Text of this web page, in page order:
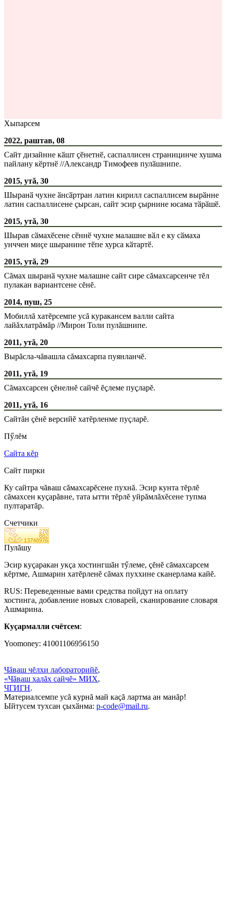
Хыпарсем
2022, раштав, 08
Сайт дизайнне кӑшт ҫӗнетнӗ, саспаллисен страницинче хушма
пайлану кӗртнӗ //Александр Тимофеев пулӑшнипе.
2015, утă, 30
Шыранӑ чухне ӑнсӑртран латин кирилл саспаллисем вырӑнне
латин саспаллисене ҫырсан, сайт эсир ҫырнине юсама тӑрӑшӗ.
2015, утă, 30
Шырав сӑмахӗсене сӗннӗ чухне малашне вӑл е ку сӑмаха
унччен миҫе шыранине тӗпе хурса кӑтартӗ.
2015, утă, 29
Сăмах шыранӑ чухне малашне сайт сире сăмахсарсенче тĕл
пулакан вариантсене сĕнĕ.
2014, пуш, 25
Мобиллă хатĕрсемпе усă куракансем валли сайта
лайăхлатрăмăр //Мирон Толи пулăшнипе.
2011, утă, 20
Вырăсла-чăвашла сăмахсарпа пуянланчĕ.
2011, утă, 19
Сăмахсарсен çĕнелнĕ сайчĕ ĕçлеме пуçларĕ.
2011, утă, 16
Сайтăн çĕнĕ версийĕ хатĕрленме пуçларĕ.
Пӳлĕм
Сайта кĕр
Сайт пирки
Ку сайтра чăваш сăмахсарĕсене пухнă. Эсир кунта тĕрлĕ
сăмахсен куçарăвне, тата ытти тĕрлĕ уйрăмлăхĕсене тупма
пултаратăр.
Счетчики
Пулăшу
Эсир куçаракан укçа хостингшăн тӳлеме, çĕнĕ сăмахсарсем
кĕртме, Ашмарин хатĕрленĕ сăмах пуххине сканерлама кайĕ.
RUS: Переведенные вами средства пойдут на оплату
хостинга, добавление новых словарей, сканирование словаря
Ашмарина.
Куçармалли счётсем:
Yoomoney: 41001106956150
Чăваш чĕлхи лабораторийĕ,
«Чăваш халăх сайчĕ» МИХ,
ЧГИГН.
Материалсемпе усă курнă май каçă лартма ан манăр!
Ыйтусем тухсан ҫыхӑнма: p-code@mail.ru.